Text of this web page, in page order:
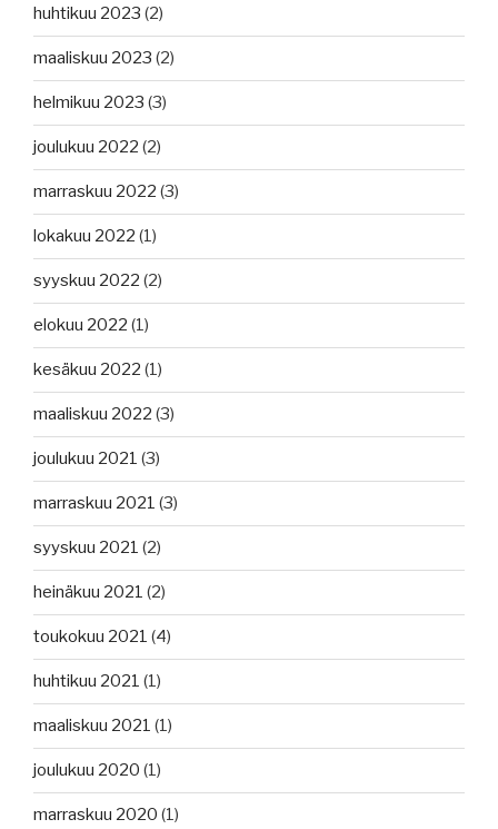
huhtikuu 2023 (2)
maaliskuu 2023 (2)
helmikuu 2023 (3)
joulukuu 2022 (2)
marraskuu 2022 (3)
lokakuu 2022 (1)
syyskuu 2022 (2)
elokuu 2022 (1)
kesäkuu 2022 (1)
maaliskuu 2022 (3)
joulukuu 2021 (3)
marraskuu 2021 (3)
syyskuu 2021 (2)
heinäkuu 2021 (2)
toukokuu 2021 (4)
huhtikuu 2021 (1)
maaliskuu 2021 (1)
joulukuu 2020 (1)
marraskuu 2020 (1)